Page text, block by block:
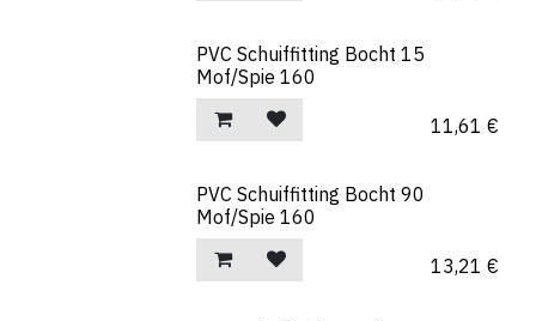
PVC Schuiffitting Bocht 15
Mof/Spie 160
11,61 €
PVC Schuiffitting Bocht 90
Mof/Spie 160
13,21 €